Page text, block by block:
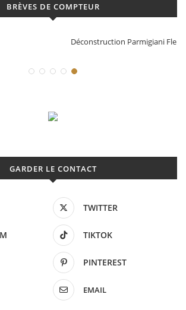
BRÈVES DE COMPTEUR
Parmigiani Fleurier
GARDER LE CONTACT
TWITTER
TIKTOK
PINTEREST
EMAIL